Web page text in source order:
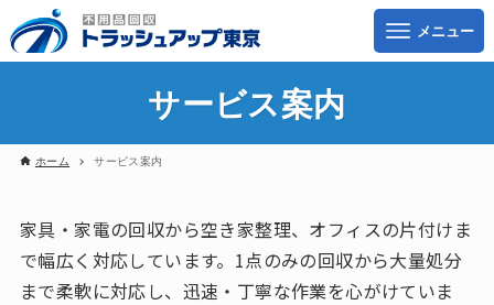
サービス案内
ホーム サービス案内
家具・家電の回収から空き家整理、オフィスの片付けま
で幅広く対応しています。 1点のみの回収から大量処分
まで柔軟に対応し、迅速・丁寧な作業を心がけていま